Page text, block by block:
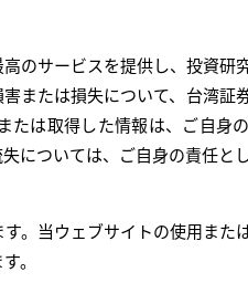
のサービスを提供し、投資研
または損失について、台湾証
たは取得した情報は、ご自身
については、ご自身の責任とし
。当ウェブサイトの使用また
。